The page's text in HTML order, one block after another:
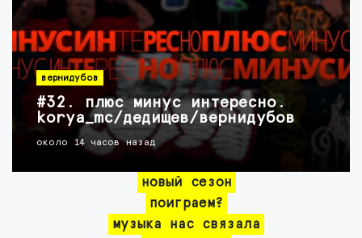
вернидубов
#32. плюс минус интересно.
korya_mc/дедищев/вернидубов
около 14 часов назад
новый сезон
поиграем?
музыка нас связала